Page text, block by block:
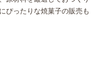
ぴったりな焼菓子の販売も